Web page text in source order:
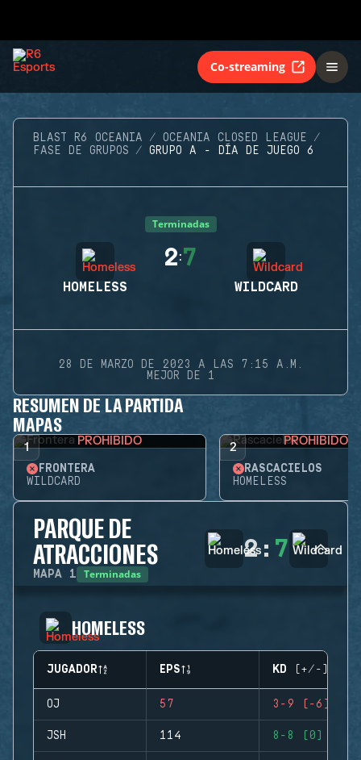
Co-streaming
BLAST R6 OCEANIA
OCEANIA CLOSED LEAGUE
FASE DE GRUPOS
GRUPO A - DÍA DE JUEGO 6
Terminadas
HOMELESS
2:7
WILDCARD
28 DE MARZO DE 2023 A LAS 7:15 A.M.
MEJOR DE 1
RESUMEN DE LA PARTIDA
MAPAS
1 PROHIBIDO
FRONTERA
WILDCARD
2 PROHIBIDO
RASCACIELOS
HOMELESS
PARQUE DE
ATRACCIONES
MAPA 1 Terminadas
2: 7
HOMELESS
JUGADOR EPS KD (+/-)
OJ 57 3-9 (-6)
JSH 114 8-8 (0)